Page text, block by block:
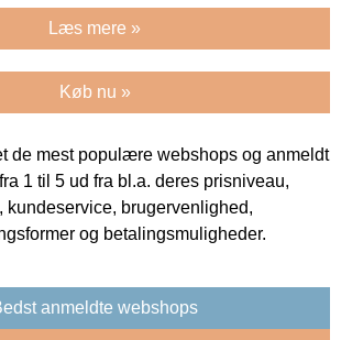
Læs mere »
Køb nu »
de mest populære webshops og anmeldt
1 til 5 ud fra bl.a. deres prisniveau,
kundeservice, brugervenlighed,
og betalingsmuligheder.
anmeldte webshops